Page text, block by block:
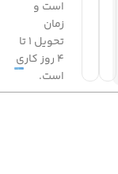
است و
زمان
تحویل 1 تا
4 روز کاری
است.